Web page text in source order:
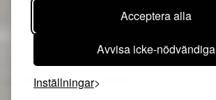
Acceptera alla
Avvisa icke-nödvändiga
Inställningar